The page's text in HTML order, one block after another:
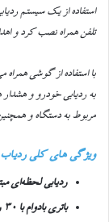
استفاده از یک سیستم
تلفن همراه نصب کرد و
با استفاده از گوشی
به ردیابی خودرو و
مربوط به دستگاه و
ویژگی های کلی
ردیابی لحظه‌ای
باتری بادوام با ۳۰ روز آماده به کار